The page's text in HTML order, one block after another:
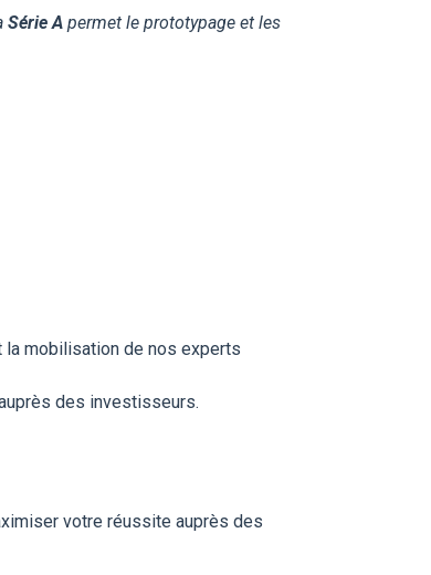
Série A permet le prototypage et les
la mobilisation de nos experts
des investisseurs.
votre réussite auprès des